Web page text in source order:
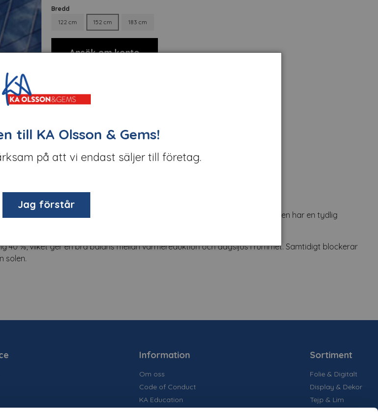
Bredd
122 cm
152 cm 183 cm
Ansök om konto
samtidigt som den släpper igenom en stor del naturligt ljus. Filmen har en tydlig
modern och enhetlig fasad.
40 %, vilket ger en bra balans mellan värmereduktion och dagsljus i rummet. Samtidigt blockerar
solen.
Information
Om oss
Code of Conduct
KA Education
Sortiment
Folie & Digitalt
Display & Dekor
Tejp & Lim
till KA Olsson & Gems!
på att vi endast säljer till företag.
Jag förstår